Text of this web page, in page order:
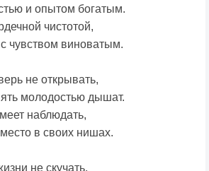
и опытом богатым.
чистотой,
чувством виноватым.
не открывать,
молодостью дышат.
наблюдать,
в своих нишах.
не скучать,